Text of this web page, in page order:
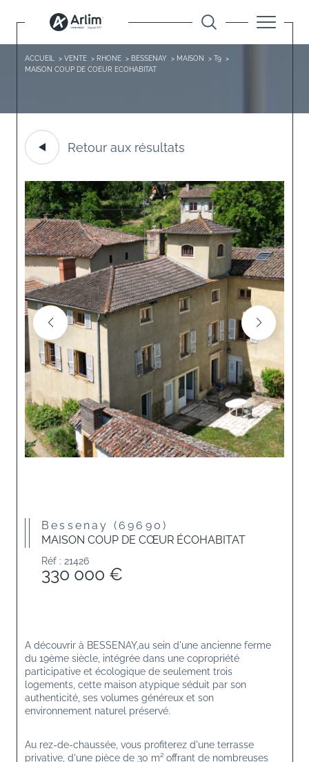
ACCUEIL VENTE RHONE BESSENAY MAISON
T9
MAISON COUP DE COEUR ECOHABITAT
Retour aux résultats
Bessenay (69690)
MAISON COUP DE CŒUR ÉCOHABITAT
Réf : 21426
330 000 €
A découvrir à BESSENAY,au sein d'une ancienne ferme
du 19ème siècle, intégrée dans une copropriété
participative et écologique de seulement trois
logements, cette maison atypique séduit par son
authenticité, ses volumes généreux et son
environnement naturel préservé.
Au rez-de-chaussée, vous profiterez d'une terrasse
privative, d'une pièce de 30 m² offrant de nombreuses